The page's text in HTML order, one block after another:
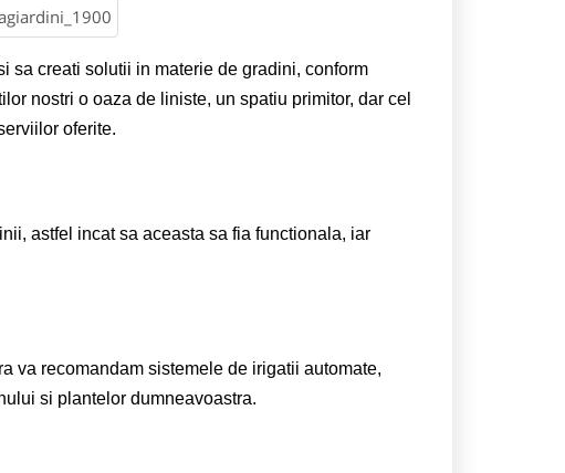
sa creati solutii in materie de gradini, conform
nostri o oaza de liniste, un spatiu primitor, dar cel
oferite.
astfel incat sa aceasta sa fia functionala, iar
va recomandam sistemele de irigatii automate,
si plantelor dumneavoastra.